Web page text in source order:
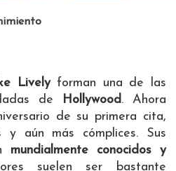
Livelyforman una de las
de
Hollywood. Ahora
de su primera cita,
y aún más cómplices. Sus
mundialmente conocidos y
suelen ser bastante